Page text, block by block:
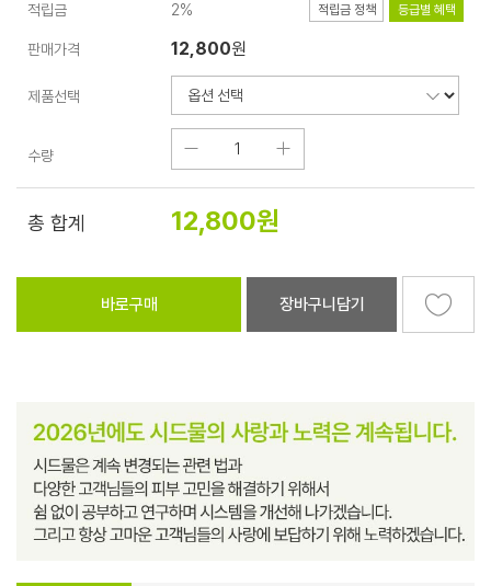
적립금 2% 적립금 정책 등급별 혜택
판매가격 12,800원
제품선택
수량
총 합계 12,800원
바로구매 장바구니담기